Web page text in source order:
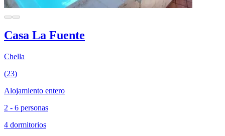
Casa La Fuente
Chella
(23)
Alojamiento entero
2 - 6 personas
4 dormitorios